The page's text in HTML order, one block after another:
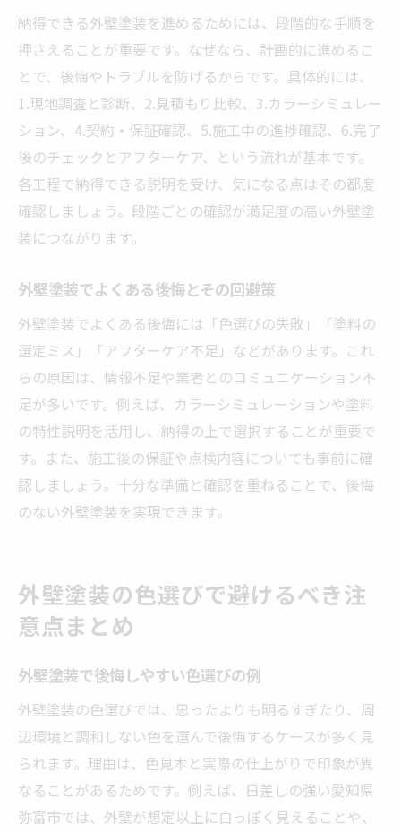
納得できる外壁塗装を進めるためには、段階的な手順を
押さえることが重要です。なぜなら、計画的に進めるこ
とで、後悔やトラブルを防げるからです。具体的には、
1.現地調査と診断、2.見積もり比較、3.カラーシミュレー
ション、4.契約・保証確認、5.施工中の進捗確認、6.完了
後のチェックとアフターケア、という流れが基本です。
各工程で納得できる説明を受け、気になる点はその都度
確認しましょう。段階ごとの確認が満足度の高い外壁塗
装につながります。
外壁塗装でよくある後悔とその回避策
外壁塗装でよくある後悔には「色選びの失敗」「塗料の
選定ミス」「アフターケア不足」などがあります。これ
らの原因は、情報不足や業者とのコミュニケーション不
足が多いです。例えば、カラーシミュレーションや塗料
の特性説明を活用し、納得の上で選択することが重要で
す。また、施工後の保証や点検内容についても事前に確
認しましょう。十分な準備と確認を重ねることで、後悔
のない外壁塗装を実現できます。
外壁塗装の色選びで避けるべき注
意点まとめ
外壁塗装で後悔しやすい色選びの例
外壁塗装の色選びでは、思ったよりも明るすぎたり、周
辺環境と調和しない色を選んで後悔するケースが多く見
られます。理由は、色見本と実際の仕上がりで印象が異
なることがあるためです。例えば、日差しの強い愛知県
弥富市では、外壁が想定以上に白っぽく見えることや、